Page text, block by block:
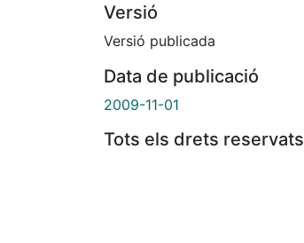
Versió
Versió publicada
Data de publicació
2009-11-01
Tots els drets reservats